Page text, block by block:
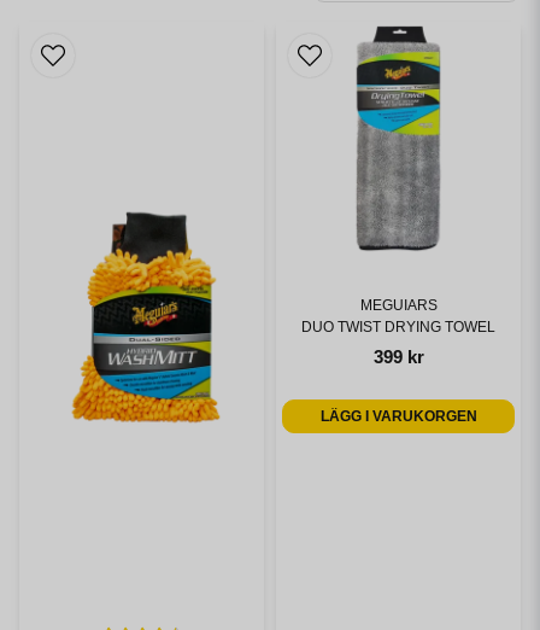
MEGUIARS
DUO TWIST DRYING TOWEL
399 kr
LÄGG I VARUKORGEN